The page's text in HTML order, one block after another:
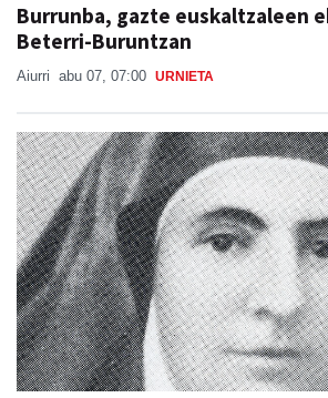
Burrunba, gazte euskaltzaleen
Beterri-Buruntzan
Aiurri abu 07, 07:00 URNIETA